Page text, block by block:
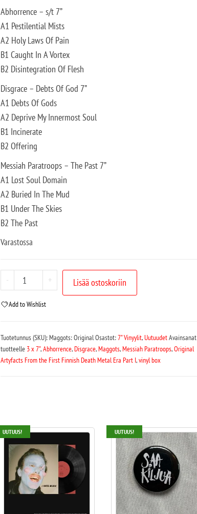
Abhorrence – s/t 7”
A1 Pestilential Mists
A2 Holy Laws Of Pain
B1 Caught In A Vortex
B2 Disintegration Of Flesh
Disgrace – Debts Of God 7”
A1 Debts Of Gods
A2 Deprive My Innermost Soul
B1 Incinerate
B2 Offering
Messiah Paratroops – The Past 7”
A1 Lost Soul Domain
A2 Buried In The Mud
B1 Under The Skies
B2 The Past
Varastossa
- + Lisää ostoskoriin
Add to Wishlist
Tuotetunnus (SKU): Maggots: OriginalOsastot:7" Vinyylit,UutuudetAvainsanat
tuotteelle 3 x 7",Abhorrence,Disgrace,Maggots,Messiah Paratroops,Original
Artyfacts From the First Finnish Death Metal Era Part I,vinyl box
UUTUUS! UUTUUS!